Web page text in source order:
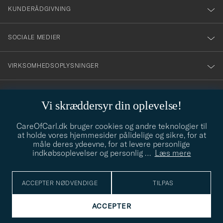
Vi skræddersyr din oplevelse!
CareOfCarl.dk bruger cookies og andre teknologier til
at holde vores hjemmesider pålidelige og sikre, for at
måle deres ydeevne, for at levere personlige
indkøbsoplevelser og personlig … Læs mere
ACCEPTER NØDVENDIGE TILPAS
ACCEPTER
nyhetsbrev!
KUNDERÅDGIVNING
SOCIALE MEDIER
VIRKSOMHEDSOPLYSNINGER
info@careofcarl.dk
Behøver du hjælp til at finde din stil? Lad os hjælpe dig, vi hjælper
gerne til!
STILRÅD